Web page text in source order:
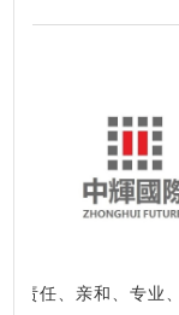
责任、亲和、专业